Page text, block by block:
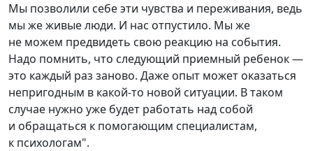
Мы позволили себе эти чувства и переживания, ведь
мы же живые люди. И нас отпустило. Мы же
не можем предвидеть свою реакцию на события.
Надо помнить, что следующий приемный ребенок —
это каждый раз заново. Даже опыт может оказаться
непригодным в какой-то новой ситуации. В таком
случае нужно уже будет работать над собой
и обращаться к помогающим специалистам,
к психологам".